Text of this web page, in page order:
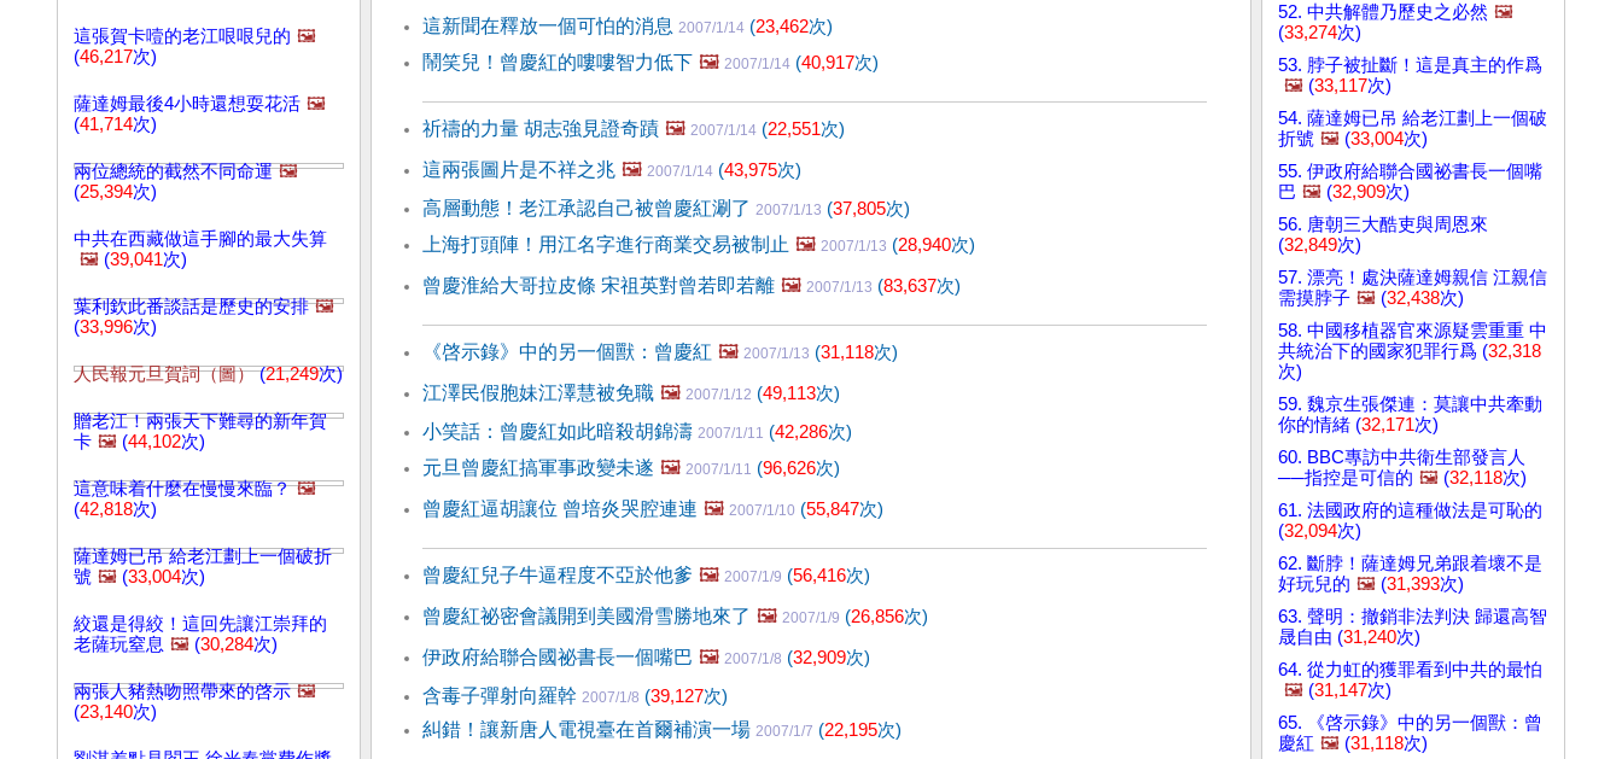
這張賀卡噎的老江哏哏兒的 🖼️
(46,217次)
薩達姆最後4小時還想耍花活 🖼️
(41,714次)
兩位總統的截然不同命運 🖼️
(25,394次)
中共在西藏做這手腳的最大失算
🖼️ (39,041次)
葉利欽此番談話是歷史的安排 🖼️
(33,996次)
人民報元旦賀詞（圖）(21,249次)
贈老江！兩張天下難尋的新年賀
卡 🖼️ (44,102次)
這意味着什麼在慢慢來臨？ 🖼️
(42,818次)
薩達姆已吊 給老江劃上一個破折
號 🖼️ (33,004次)
絞還是得絞！這回先讓江崇拜的
老薩玩窒息 🖼️ (30,284次)
兩張人豬熱吻照帶來的啓示 🖼️
(23,140次)
這新聞在釋放一個可怕的消息 2007/1/14 (23,462次)
鬧笑兒！曾慶紅的嘍嘍智力低下 🖼️ 2007/1/14 (40,917次)
祈禱的力量 胡志強見證奇蹟 🖼️ 2007/1/14 (22,551次)
這兩張圖片是不祥之兆 🖼️ 2007/1/14 (43,975次)
高層動態！老江承認自己被曾慶紅涮了 2007/1/13 (37,805次)
上海打頭陣！用江名字進行商業交易被制止 🖼️ 2007/1/13 (28,940次)
曾慶淮給大哥拉皮條 宋祖英對曾若即若離 🖼️ 2007/1/13 (83,637次)
《啓示錄》中的另一個獸：曾慶紅 🖼️ 2007/1/13 (31,118次)
江澤民假胞妹江澤慧被免職 🖼️ 2007/1/12 (49,113次)
小笑話：曾慶紅如此暗殺胡錦濤 2007/1/11 (42,286次)
元旦曾慶紅搞軍事政變未遂 🖼️ 2007/1/11 (96,626次)
曾慶紅逼胡讓位 曾培炎哭腔連連 🖼️ 2007/1/10 (55,847次)
曾慶紅兒子牛逼程度不亞於他爹 🖼️ 2007/1/9 (56,416次)
曾慶紅祕密會議開到美國滑雪勝地來了 🖼️ 2007/1/9 (26,856次)
伊政府給聯合國祕書長一個嘴巴 🖼️ 2007/1/8 (32,909次)
含毒子彈射向羅幹 2007/1/8 (39,127次)
糾錯！讓新唐人電視臺在首爾補演一場 2007/1/7 (22,195次)
52. 中共解體乃歷史之必然 🖼️
(33,274次)
53. 脖子被扯斷！這是真主的作爲
🖼️ (33,117次)
54. 薩達姆已吊 給老江劃上一個破
折號 🖼️ (33,004次)
55. 伊政府給聯合國祕書長一個嘴
巴 🖼️ (32,909次)
56. 唐朝三大酷吏與周恩來
(32,849次)
57. 漂亮！處決薩達姆親信 江親信
需摸脖子 🖼️ (32,438次)
58. 中國移植器官來源疑雲重重 中
共統治下的國家犯罪行爲 (32,318
次)
59. 魏京生張傑連：莫讓中共牽動
你的情緒 (32,171次)
60. BBC專訪中共衛生部發言人
──指控是可信的 🖼️ (32,118次)
61. 法國政府的這種做法是可恥的
(32,094次)
62. 斷脖！薩達姆兄弟跟着壞不是
好玩兒的 🖼️ (31,393次)
63. 聲明：撤銷非法判決 歸還高智
晟自由 (31,240次)
64. 從力虹的獲罪看到中共的最怕
🖼️ (31,147次)
65. 《啓示錄》中的另一個獸：曾
慶紅 🖼️ (31,118次)